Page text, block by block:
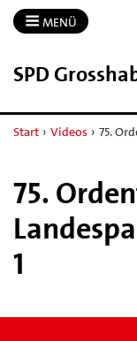
MENÜ
SPD
Start › Videos › 75.
75.
1